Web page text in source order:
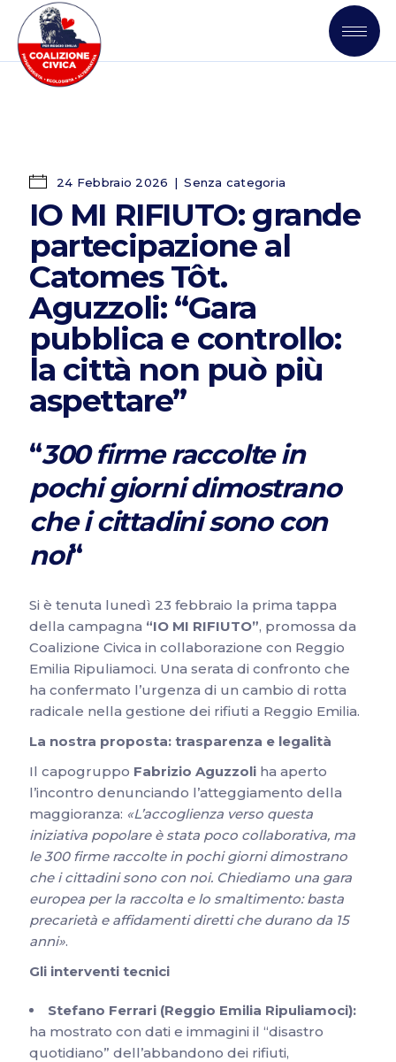
24 Febbraio 2026 Senza categoria
IO MI RIFIUTO: grande
partecipazione al
Catomes Tôt.
Aguzzoli: “Gara
pubblica e controllo:
la città non può più
aspettare”
“300 firme raccolte in
pochi giorni dimostrano
che i cittadini sono con
noi“
Si è tenuta lunedì 23 febbraio la prima tappa
della campagna “IO MI RIFIUTO”, promossa da
Coalizione Civica in collaborazione con Reggio
Emilia Ripuliamoci. Una serata di confronto che
ha confermato l’urgenza di un cambio di rotta
radicale nella gestione dei rifiuti a Reggio Emilia.
La nostra proposta: trasparenza e legalità
Il capogruppo Fabrizio Aguzzoliha aperto
l’incontro denunciando l’atteggiamento della
maggioranza: «L’accoglienza verso questa
iniziativa popolare è stata poco collaborativa, ma
le 300 firme raccolte in pochi giorni dimostrano
che i cittadini sono con noi. Chiediamo una gara
europea per la raccolta e lo smaltimento: basta
precarietà e affidamenti diretti che durano da 15
anni».
Gli interventi tecnici
Stefano Ferrari (Reggio Emilia Ripuliamoci):
ha mostrato con dati e immagini il “disastro
quotidiano” dell’abbandono dei rifiuti,